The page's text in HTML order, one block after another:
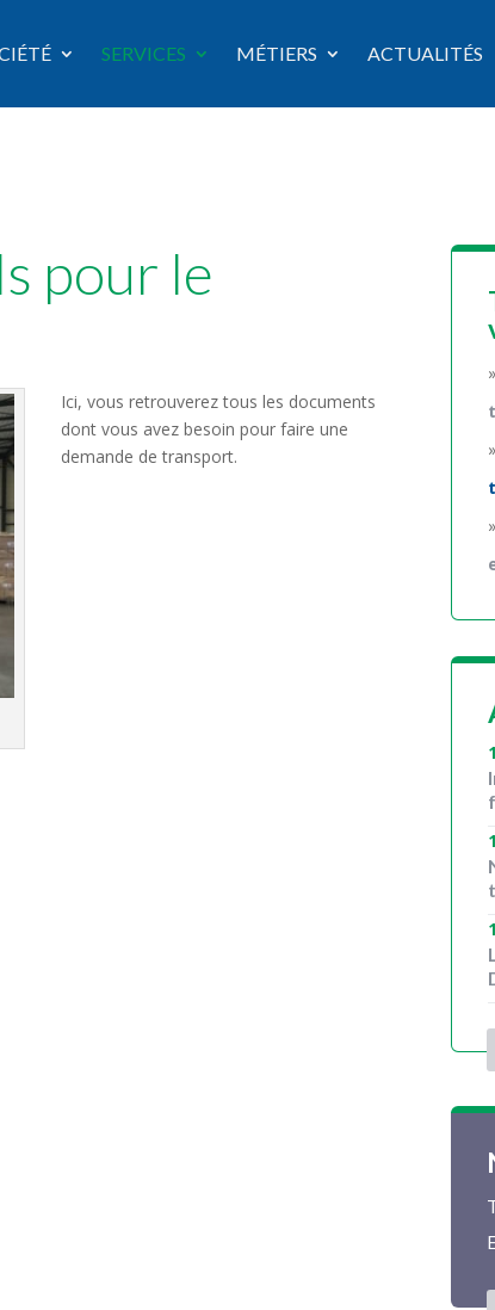
SERVICES MÉTIERS ACTUALITÉS
pour le
Ici, vous retrouverez tous les documents
dont vous avez besoin pour faire une
demande de transport.